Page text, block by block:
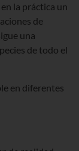
la práctica un
de
una
de todo el
en diferentes